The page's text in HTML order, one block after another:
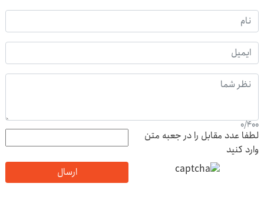
0/400
لطفا عدد مقابل را در جعبه متن
وارد کنید
ارسال